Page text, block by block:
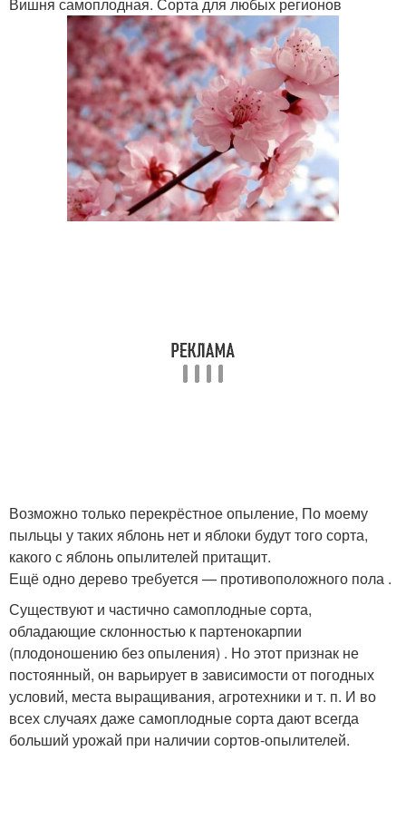
​Возможно только перекрёстное опыление, По моему
пыльцы у таких яблонь нет и яблоки будут того сорта,
какого с яблонь опылителей притащит.​
​Ещё одно дерево требуется — противоположного пола .​
​Существуют и частично самоплодные сорта,
обладающие склонностью к партенокарпии
(плодоношению без опыления) . Но этот признак не
постоянный, он варьирует в зависимости от погодных
условий, места выращивания, агротехники и т. п. И во
всех случаях даже самоплодные сорта дают всегда
больший урожай при наличии сортов-опылителей.​